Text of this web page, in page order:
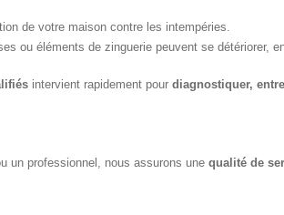
de votre maison contre les intempéries.
ou éléments de zinguerie peuvent se détériorer,
intervient rapidement pour diagnostiquer,
un professionnel, nous assurons une qualité de